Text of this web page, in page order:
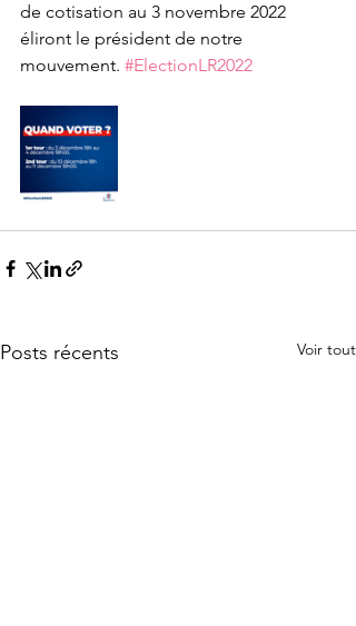
de cotisation au 3 novembre 2022
éliront le président de notre
mouvement. #ElectionLR2022
Posts récents Voir tout